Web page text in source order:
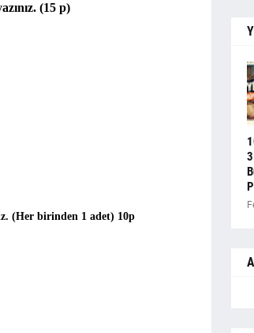
(15 p)
(Her birinden 1 adet) 10p